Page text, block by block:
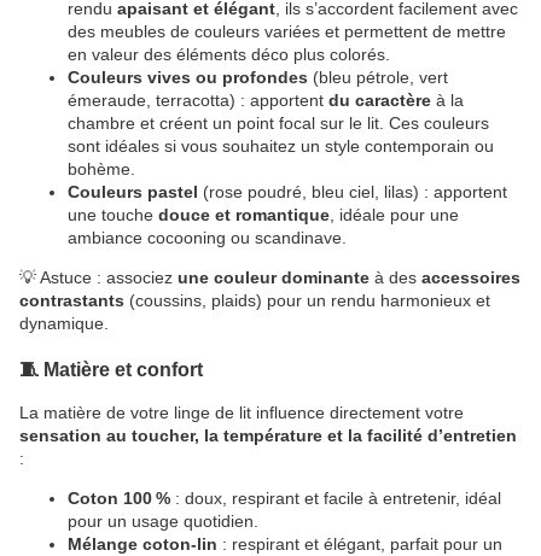
rendu apaisant et élégant, ils s’accordent facilement avec
des meubles de couleurs variées et permettent de mettre
en valeur des éléments déco plus colorés.
Couleurs vives ou profondes (bleu pétrole, vert
émeraude, terracotta) : apportent du caractère à la
chambre et créent un point focal sur le lit. Ces couleurs
sont idéales si vous souhaitez un style contemporain ou
bohème.
Couleurs pastel (rose poudré, bleu ciel, lilas) : apportent
une touche douce et romantique, idéale pour une
ambiance cocooning ou scandinave.
💡 Astuce : associez une couleur dominante à des accessoires
contrastants (coussins, plaids) pour un rendu harmonieux et
dynamique.
🧵 Matière et confort
La matière de votre linge de lit influence directement votre
sensation au toucher, la température et la facilité d’entretien
:
Coton 100 % : doux, respirant et facile à entretenir, idéal
pour un usage quotidien.
Mélange coton-lin : respirant et élégant, parfait pour un